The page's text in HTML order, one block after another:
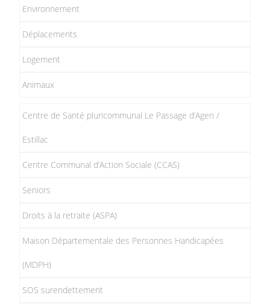
Environnement
Déplacements
Logement
Animaux
Centre de Santé pluricommunal Le Passage d’Agen /
Estillac
Centre Communal d’Action Sociale (CCAS)
Seniors
Droits à la retraite (ASPA)
Maison Départementale des Personnes Handicapées
(MDPH)
SOS surendettement